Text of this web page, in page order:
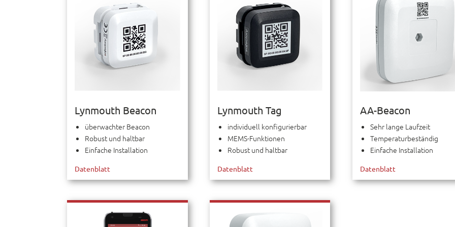
Lynmouth Beacon
überwachter Beacon
Robust und haltbar
Einfache Installation
Datenblatt
Lynmouth Tag
individuell konfigurierbar
MEMS-Funktionen
Robust und haltbar
Datenblatt
AA-Beacon
Sehr lange Laufzeit
Temperaturbeständig
Einfache Installation
Datenblatt